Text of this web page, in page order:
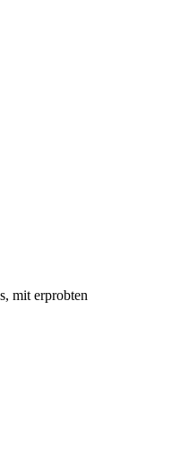
mit erprobten